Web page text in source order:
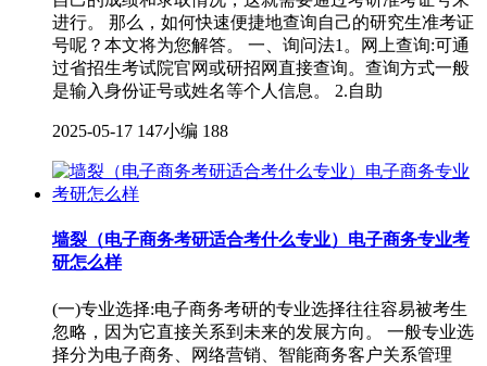
进行。 那么，如何快速便捷地查询自己的研究生准考证
号呢？本文将为您解答。 一、询问法1。网上查询:可通
过省招生考试院官网或研招网直接查询。查询方式一般
是输入身份证号或姓名等个人信息。 2.自助
2025-05-17 147小编 188
墙裂（电子商务考研适合考什么专业）电子商务专业考
研怎么样
(一)专业选择:电子商务考研的专业选择往往容易被考生
忽略，因为它直接关系到未来的发展方向。 一般专业选
择分为电子商务、网络营销、智能商务客户关系管理